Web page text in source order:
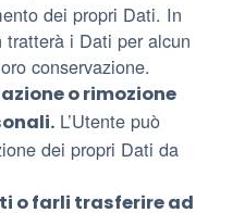
dei propri Dati. In
i Dati per alcun
conservazione.
o rimozione
L’Utente può
dei propri Dati da
o farli trasferire ad